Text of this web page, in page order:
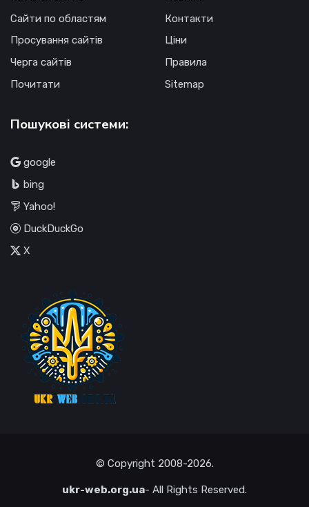
Сайти по областям
Просування сайтів
Черга сайтів
Почитати
Контакти
Ціни
Правила
Sitemap
Пошукові системи:
google
bing
Yahoo!
DuckDuckGo
X
© Copyright 2008-2026.
ukr-web.org.ua- All Rights Reserved.